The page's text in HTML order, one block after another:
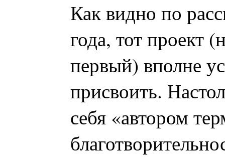
Как видно по
года, тот проект
первый) вполне
присвоить.
себя «автором